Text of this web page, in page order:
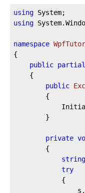
using
using
namespace
{
public partial
public
private
string
try